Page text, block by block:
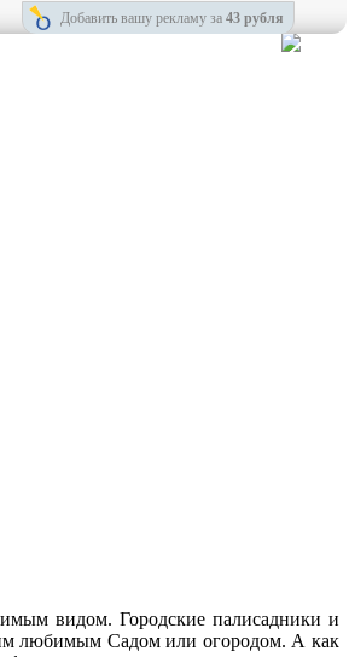
Добавить вашу рекламу за 43 рубля
видом. Городские палисадники и
любимым Cадом или огородом. А как